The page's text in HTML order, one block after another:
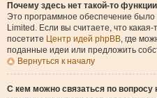
Почему здесь нет такой-то
Это программное обеспечение
Limited. Если вы считаете, что
посетите Центр идей phpBB, где
поданные идеи или предложить
Вернуться к началу
С кем можно связаться по вопросу